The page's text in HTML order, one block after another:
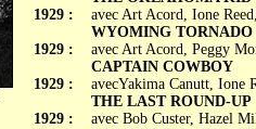
1929 :
1929 :
1929 :
1929 :
avec Art Acord, Ione
WYOMING TORNADO
avec Art Acord, Peggy
CAPTAIN COWBOY
avecYakima Canutt,
THE LAST ROUND-UP
avec Bob Custer, Hazel